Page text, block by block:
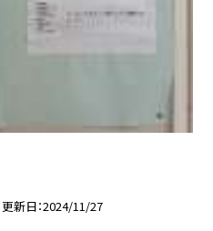
更新日 2024/11/27